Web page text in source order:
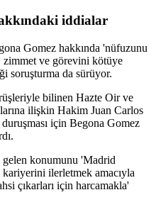
iddialar
Gomez hakkında 'nüfuzunu
zimmet ve görevini kötüye
soruşturma da sürüyor.
bilinen Hazte Oir ve
ilişkin Hakim Juan Carlos
için Begona Gomez
gelen konumunu 'Madrid
ilerletmek amacıyla
çıkarları için harcamakla'